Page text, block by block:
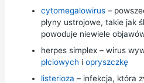
cytomegalowirus–
płyny ustrojowe, takie jak
powoduje niewiele
herpes simplex – wirus
płciowych i opryszczkę
listerioza – infekcja, która